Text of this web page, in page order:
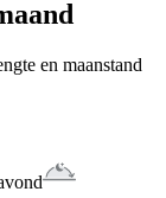
en maanstand